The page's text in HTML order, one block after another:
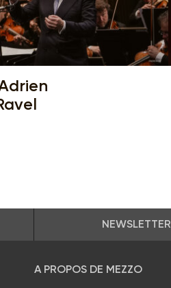
Youtube NEWSLETTER
A PROPOS DE MEZZO